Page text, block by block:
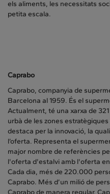
els aliments, les necessitats
petita escala.
Caprabo
Caprabo, companyia de
Barcelona al 1959. És el
Actualment, té una xarxa de
urbà de les zones
destaca per la innovació, la
l’oferta. Representa el
major nombre de referències
l'oferta d'estalvi amb l'oferta
Cada dia, més de 220.000
Caprabo. Més d’un milió de
Caprabo de manera regular.